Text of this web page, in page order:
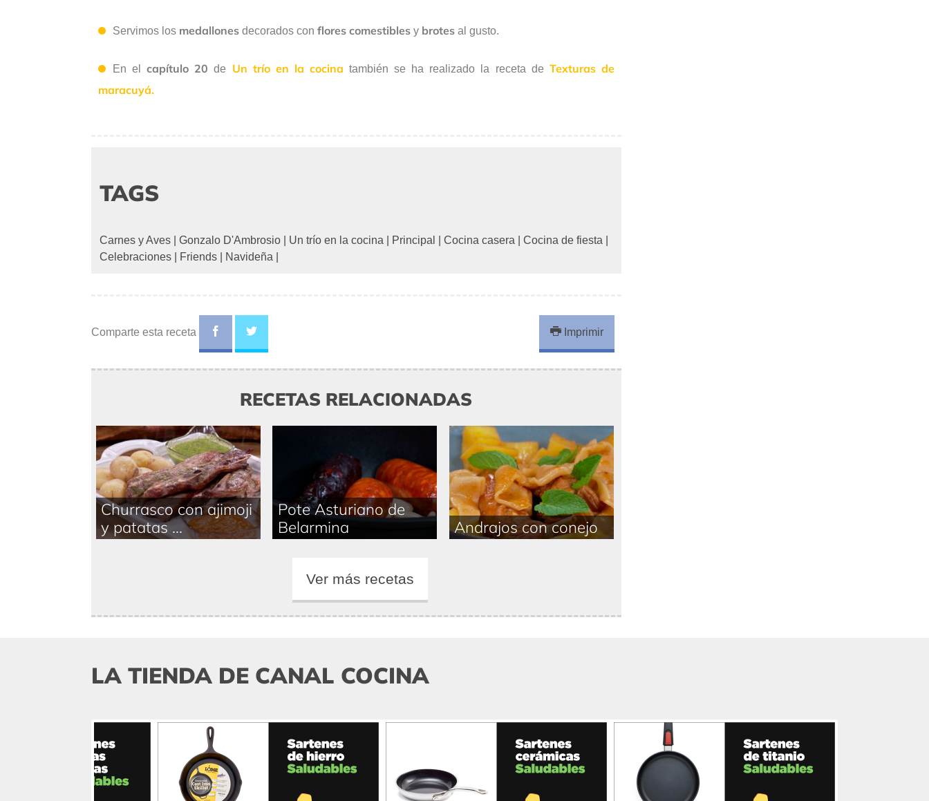
Servimos los medallones decorados con flores comestibles y brotes al gusto.
En elcapítulo 20 de Un trío en la cocina también se ha realizado la receta de Texturas de
maracuyá.
TAGS
Carnes y Aves Gonzalo D'Ambrosio Un trío en la cocina Principal Cocina casera Cocina de fiesta
Celebraciones
Friends Navideña
Comparte esta receta Imprimir
RECETAS RELACIONADAS
Churrasco con ajimoji
y patatas ...
Pote Asturiano de
Belarmina
Andrajos con conejo
Ver más recetas
LA TIENDA DE CANAL COCINA